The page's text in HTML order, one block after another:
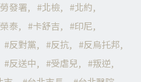
勞發署 北檢
北約
泰 卡舒吉
印尼
反對黨 反抗
反烏托邦
反送中 受虐兒
叛逆